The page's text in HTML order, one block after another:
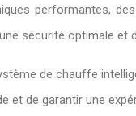
performantes,
sécurité optimale et
de chauffe
et de garantir une